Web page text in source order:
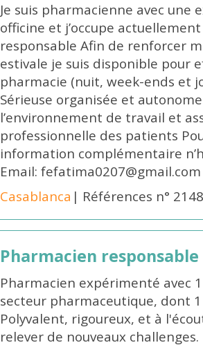
Je suis pharmacienne avec
officine et j’occupe
responsable Afin de renforcer
estivale je suis disponible pour
pharmacie (nuit, week-ends et
Sérieuse organisée et
l’environnement de travail et
professionnelle des patients
information complémentaire
Email: fefatima0207@gmail.com
Casablanca | Références n°
Pharmacien responsable
Pharmacien expérimenté avec
secteur pharmaceutique, dont
Polyvalent, rigoureux, et à
relever de nouveaux